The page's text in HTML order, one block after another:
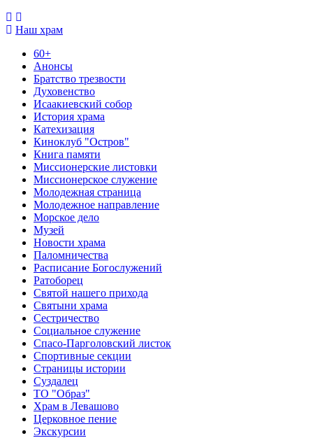
Наш храм
60+
Анонсы
Братство трезвости
Духовенство
Исаакиевский собор
История храма
Катехизация
Киноклуб "Остров"
Книга памяти
Миссионерские листовки
Миссионерское служение
Молодежная страница
Молодежное направление
Морское дело
Музей
Новости храма
Паломничества
Расписание Богослужений
Ратоборец
Святой нашего прихода
Святыни храма
Сестричество
Социальное служение
Спасо-Парголовский листок
Спортивные секции
Страницы истории
Суздалец
ТО "Образ"
Храм в Левашово
Церковное пение
Экскурсии